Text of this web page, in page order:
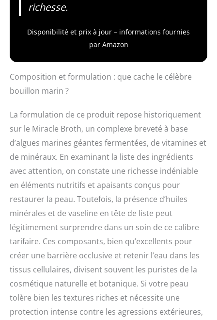
richesse.
Disponibilité et prix à jour – informations fournies
par Amazon
Composition et formulation : que cache le célèbre
bouillon marin ?
La formulation de ce produit repose historiquement
sur le Miracle Broth, un complexe breveté à base
d’algues marines géantes fermentées, de vitamines et
de minéraux. En examinant la liste des ingrédients
avec attention, on constate une richesse indéniable
en éléments nutritifs et apaisants conçus pour
restaurer la peau. Toutefois, la présence d’huiles
minérales et de vaseline en tête de liste peut
légitimement surprendre dans un soin de ce calibre
tarifaire. Ces composants, bien qu’excellents pour
créer une barrière occlusive et retenir l’eau dans les
tissus cellulaires, divisent souvent les puristes de la
cosmétique naturelle et botanique. Si votre peau
tolère bien les textures riches et nécessite une
protection intense contre les agressions extérieures,